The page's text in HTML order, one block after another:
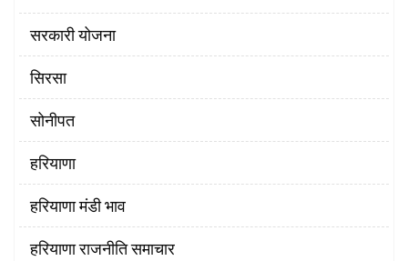
सरकारी योजना
सिरसा
सोनीपत
हरियाणा
हरियाणा मंडी भाव
हरियाणा राजनीति समाचार